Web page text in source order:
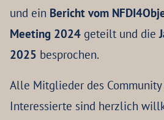
und ein Bericht vom
Meeting 2024 geteilt und die
2025 besprochen.
Alle Mitglieder des
Interessierte sind herzlich